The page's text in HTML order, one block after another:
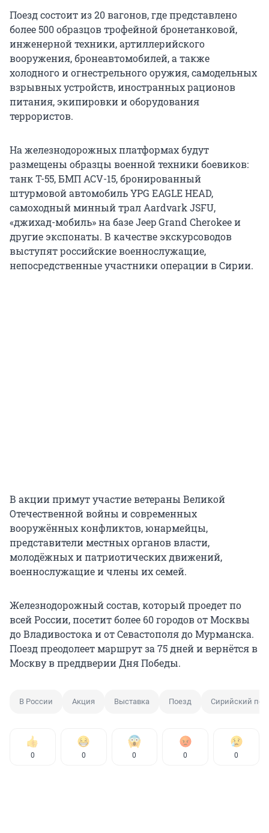
Поезд состоит из 20 вагонов, где представлено
более 500 образцов трофейной бронетанковой,
инженерной техники, артиллерийского
вооружения, бронеавтомобилей, а также
холодного и огнестрельного оружия, самодельных
взрывных устройств, иностранных рационов
питания, экипировки и оборудования
террористов.
На железнодорожных платформах будут
размещены образцы военной техники боевиков:
танк Т-55, БМП ACV-15, бронированный
штурмовой автомобиль YPG EAGLE HEAD,
самоходный минный трал Aardvark JSFU,
«джихад-мобиль» на базе Jeep Grand Cherokee и
другие экспонаты. В качестве экскурсоводов
выступят российские военнослужащие,
непосредственные участники операции в Сирии.
В акции примут участие ветераны Великой
Отечественной войны и современных
вооружённых конфликтов, юнармейцы,
представители местных органов власти,
молодёжных и патриотических движений,
военнослужащие и члены их семей.
Железнодорожный состав, который проедет по
всей России, посетит более 60 городов от Москвы
до Владивостока и от Севастополя до Мурманска.
Поезд преодолеет маршрут за 75 дней и вернётся в
Москву в преддверии Дня Победы.
В России Акция Выставка Поезд Сирийский
0 0 0 0 0